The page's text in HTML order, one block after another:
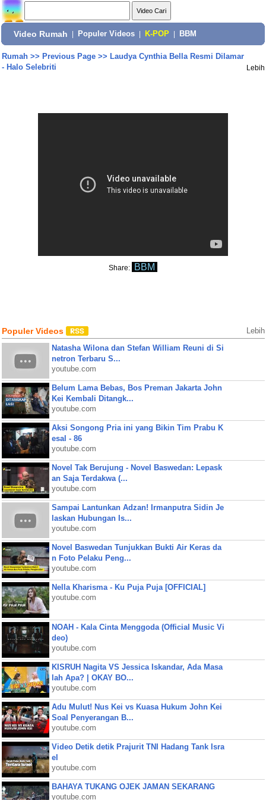
Video Rumah Populer Videos K-POP BBM
Rumah>> Previous Page>> Laudya Cynthia Bella Resmi Dilamar
- Halo Selebriti
Lebih
Share: BBM
Populer Videos Lebih
Natasha Wilona dan Stefan William Reuni di Si
netron Terbaru S...
youtube.com
Belum Lama Bebas, Bos Preman Jakarta John
Kei Kembali Ditangk...
youtube.com
Aksi Songong Pria ini yang Bikin Tim Prabu K
esal - 86
youtube.com
Novel Tak Berujung - Novel Baswedan: Lepask
an Saja Terdakwa (...
youtube.com
Sampai Lantunkan Adzan! Irmanputra Sidin Je
laskan Hubungan Is...
youtube.com
Novel Baswedan Tunjukkan Bukti Air Keras da
n Foto Pelaku Peng...
youtube.com
Nella Kharisma - Ku Puja Puja [OFFICIAL]
youtube.com
NOAH - Kala Cinta Menggoda (Official Music Vi
deo)
youtube.com
KISRUH Nagita VS Jessica Iskandar, Ada Masa
lah Apa? | OKAY BO...
youtube.com
Adu Mulut! Nus Kei vs Kuasa Hukum John Kei
Soal Penyerangan B...
youtube.com
Video Detik detik Prajurit TNI Hadang Tank Isra
el
youtube.com
BAHAYA TUKANG OJEK JAMAN SEKARANG
youtube.com